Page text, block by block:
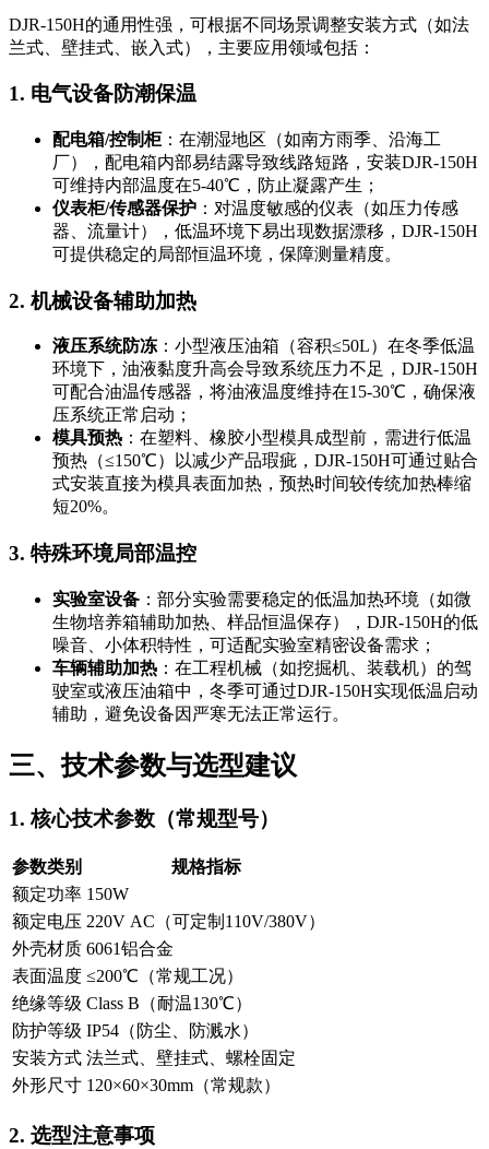
DJR-150H的通用性强，可根据不同场景调整安装方式（如法
兰式、壁挂式、嵌入式），主要应用领域包括：
1. 电气设备防潮保温
配电箱/控制柜：在潮湿地区（如南方雨季、沿海工
厂），配电箱内部易结露导致线路短路，安装DJR-150H
可维持内部温度在5-40℃，防止凝露产生；
仪表柜/传感器保护 ：对温度敏感的仪表（如压力传感
器、流量计），低温环境下易出现数据漂移，DJR-150H
可提供稳定的局部恒温环境，保障测量精度。
2. 机械设备辅助加热
液压系统防冻：小型液压油箱（容积≤50L）在冬季低温
环境下，油液黏度升高会导致系统压力不足，DJR-150H
可配合油温传感器，将油液温度维持在15-30℃，确保液
压系统正常启动；
模具预热 ：在塑料、橡胶小型模具成型前，需进行低温
预热（≤150℃）以减少产品瑕疵，DJR-150H可通过贴合
式安装直接为模具表面加热，预热时间较传统加热棒缩
短20%。
3. 特殊环境局部温控
实验室设备 ：部分实验需要稳定的低温加热环境（如微
生物培养箱辅助加热、样品恒温保存），DJR-150H的低
噪音、小体积特性，可适配实验室精密设备需求；
车辆辅助加热 ：在工程机械（如挖掘机、装载机）的驾
驶室或液压油箱中，冬季可通过DJR-150H实现低温启动
辅助，避免设备因严寒无法正常运行。
三、技术参数与选型建议
1. 核心技术参数（常规型号）
参数类别
规格指标
额定功率 150W
额定电压 220V AC（可定制110V/380V）
外壳材质 6061铝合金
表面温度 ≤200℃（常规工况）
绝缘等级 Class B（耐温130℃）
防护等级 IP54（防尘、防溅水）
安装方式 法兰式、壁挂式、螺栓固定
外形尺寸 120×60×30mm（常规款）
2. 选型注意事项